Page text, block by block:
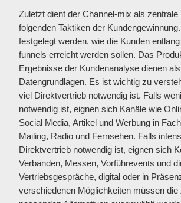
Zuletzt dient der Channel-mix als zentrale
folgenden Taktiken der
festgelegt werden, wie die Kunden
funnels erreicht werden sollen. Das
Ergebnisse der Kundenanalyse dienen als
Datengrundlagen. Es ist wichtig zu
viel Direktvertrieb notwendig ist. Falls
notwendig ist, eignen sich Kanäle wie
Social Media, Artikel und Werbung in
Mailing, Radio und Fernsehen. Falls
Direktvertrieb notwendig ist, eignen sich
Verbänden, Messen, Vorführevents und
Vertriebsgespräche, digital oder in
verschiedenen Möglichkeiten müssen die